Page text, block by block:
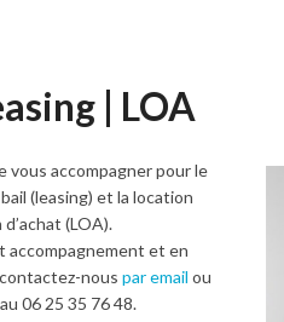
| LOA
vous accompagner pour le
(leasing) et la location
(LOA).
accompagnement et en
nous par email ou
06 25 35 76 48.
35,00 € HT.